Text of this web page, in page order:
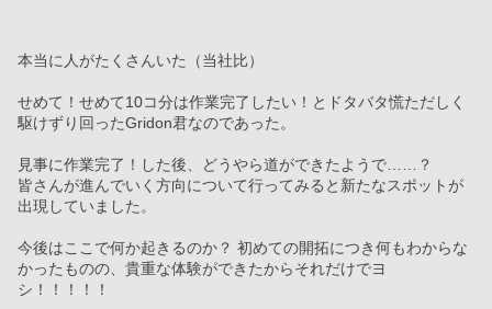
本当に人がたくさんいた（当社比）
せめて！せめて10コ分は作業完了したい！とドタバタ慌ただしく
駆けずり回ったGridon君なのであった。
見事に作業完了！した後、どうやら道ができたようで……？
皆さんが進んでいく方向について行ってみると新たなスポットが
出現していました。
今後はここで何か起きるのか？ 初めての開拓につき何もわからな
かったものの、貴重な体験ができたからそれだけでヨ
シ！！！！！